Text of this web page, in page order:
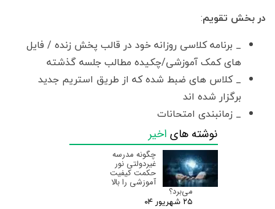
در بخش تقویم:
_ برنامه کلاسی روزانه خود در قالب پخش زنده / فایل
های کمک آموزشی/چکیده مطالب جلسه گذشته
_ کلاس های ضبط شده که از طریق استریم جدید
برگزار شده اند
_ زمانبندی امتحانات
_ برنامه مطالعاتی معلم راهنما
_ ثبت مطالعه خارج از برنامه
در دسترس شما خواهد بود.
نوشته های اخیر
چگونه مدرسه
غیردولتی نور
حکمت کیفیت
آموزشی را بالا
می‌برد؟
۲۵ شهریور ۰۴